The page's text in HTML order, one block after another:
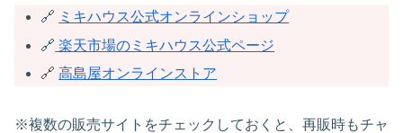
🔗 ミキハウス公式オンラインショップ
🔗 楽天市場のミキハウス公式ページ
🔗高島屋オンラインストア
※複数の販売サイトをチェックしておくと、再販時もチャ